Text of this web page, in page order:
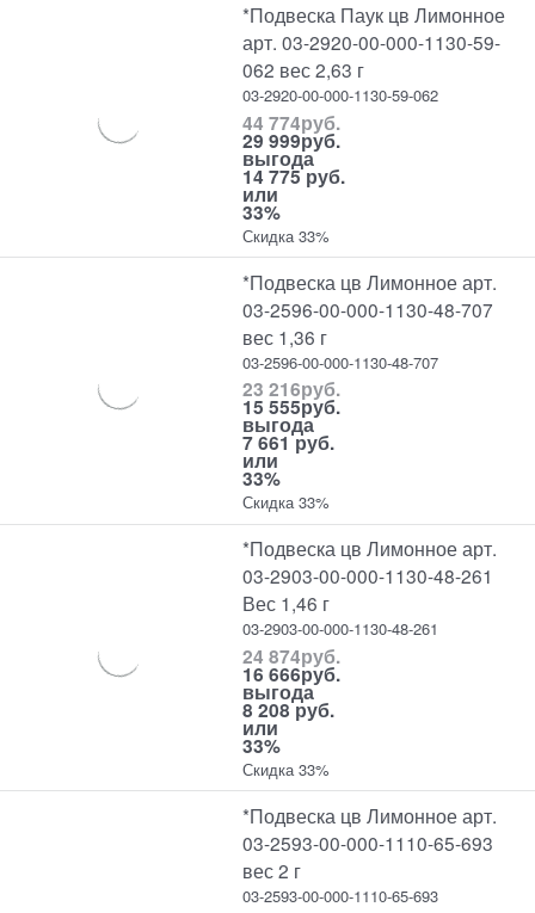
*Подвеска Паук цв Лимонное
арт. 03-2920-00-000-1130-59-
062 вес 2,63 г
03-2920-00-000-1130-59-062
44 774руб.
29 999руб.
выгода
14 775 руб.
или
33%
Скидка 33%
*Подвеска цв Лимонное арт.
03-2596-00-000-1130-48-707
вес 1,36 г
03-2596-00-000-1130-48-707
23 216руб.
15 555руб.
выгода
7 661 руб.
или
33%
Скидка 33%
*Подвеска цв Лимонное арт.
03-2903-00-000-1130-48-261
Вес 1,46 г
03-2903-00-000-1130-48-261
24 874руб.
16 666руб.
выгода
8 208 руб.
или
33%
Скидка 33%
*Подвеска цв Лимонное арт.
03-2593-00-000-1110-65-693
вес 2 г
03-2593-00-000-1110-65-693